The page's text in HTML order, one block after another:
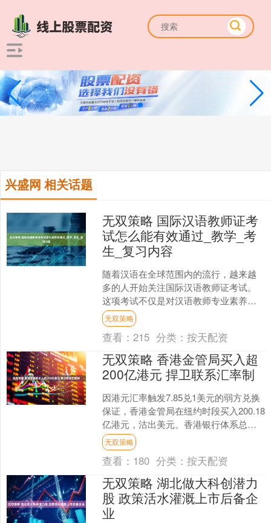
兴盛网 相关话题
无双策略 国际汉语教师证考
试怎么能有效通过_教学_考
生_复习内容
随着汉语在全球范围内的流行，越来越
多的人开始关注国际汉语教师证考试。
这项考试不仅是对汉语教师专业素养的
考核，也是提升自身教学能力的重要途
径。那么对此，考生到底怎....
无双策略
查看：215 分类：按天配资
无双策略 香港金管局买入超
200亿港元 捍卫联系汇率制
因港元汇率触发7.85兑1美元的弱方兑换
保证，香港金管局在纽约时段买入200.18
亿港元，沽出美元。香港银行体系总结
余星期四将降至1441.75港元。 海量资
讯....
无双策略
查看： 180 分类：按天配资
无双策略 湖北做大科创潜力
股 政策活水灌溉上市后备企
业